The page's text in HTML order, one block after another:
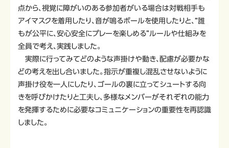
点から、視覚に障がいのある参加者がいる場合は対戦相手も
アイマスクを着用したり、音が鳴るボールを使用したりと、“誰
もが公平に、安心安全にプレーを楽しめる”ルールや仕組みを
全員で考え、実践しました。
実際に行ってみてどのような声掛けや動き、配慮が必要かな
どの考えを出し合いました。指示が重複し混乱させないように
声掛け役を一人にしたり、ゴールの裏に立ってシュートする向
きを呼びかけたりと工夫し、多様なメンバーがそれぞれの能力
を発揮するために必要なコミュニケーションの重要性を再認識
しました。